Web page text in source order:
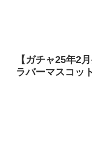
【ガチャ25年2
ラバーマスコッ